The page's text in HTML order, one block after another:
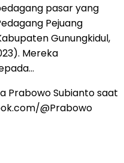
pasar yang
Pejuang
Gunungkidul,
Mereka